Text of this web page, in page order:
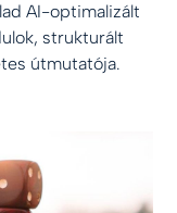
AI-optimalizált
strukturált
útmutatója.